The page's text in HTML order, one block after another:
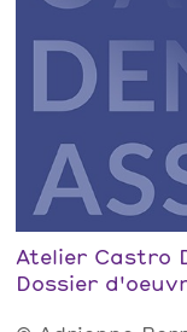
Atelier Castro
Dossier